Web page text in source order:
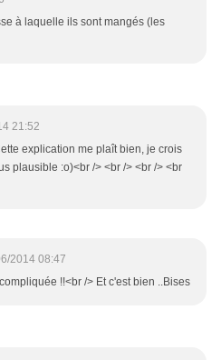
à laquelle ils sont mangés (les
21:52
explication me plaît bien, je crois
plausible :o)<br /> <br /> <br /> <br
2014 08:47
!!<br /> Et c'est bien ..Bises